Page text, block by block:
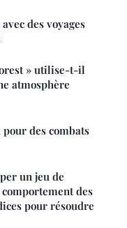
des voyages
» utilise-t-il
atmosphère
des combats
un jeu de
des
pour résoudre